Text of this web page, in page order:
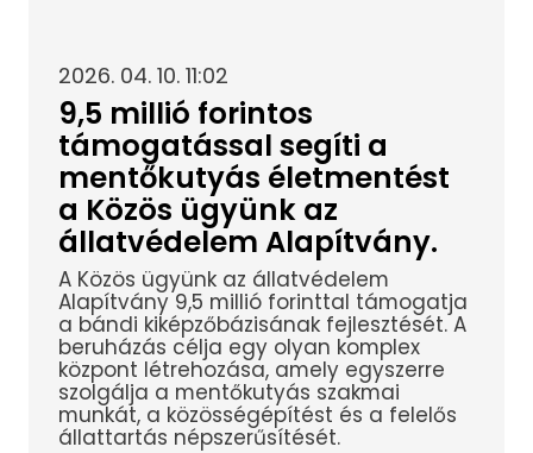
2026. 04. 10. 11:02
9,5 millió forintos
támogatással segíti a
mentőkutyás életmentést
a Közös ügyünk az
állatvédelem Alapítvány.
A Közös ügyünk az állatvédelem
Alapítvány 9,5 millió forinttal támogatja
a bándi kiképzőbázisának fejlesztését. A
beruházás célja egy olyan komplex
központ létrehozása, amely egyszerre
szolgálja a mentőkutyás szakmai
munkát, a közösségépítést és a felelős
állattartás népszerűsítését.